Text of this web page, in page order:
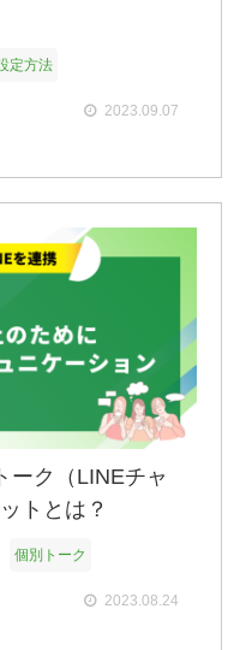
定方法
2023.09.07
ーク（LINEチャ
トとは？
個別トーク
2023.08.24